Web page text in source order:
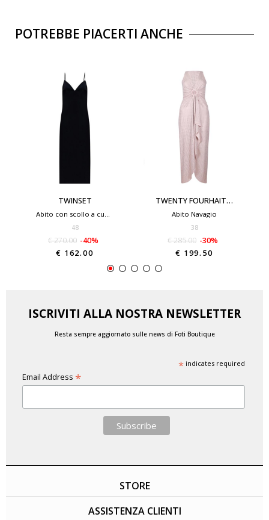
POTREBBE PIACERTI ANCHE
TWINSET
Abito con scollo a cuore
48
€ 270.00 -40%
€ 162.00
TWENTY FOURHAITCH
Abito Navagio
38
€ 285.00 -30%
€ 199.50
ISCRIVITI ALLA NOSTRA NEWSLETTER
Resta sempre aggiornato sulle news di Foti Boutique
*indicates required
Email Address *
STORE
ASSISTENZA CLIENTI